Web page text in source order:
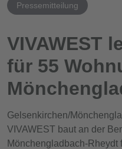
Pressemitteilung
VIVAWEST
für 55
Gelsenkirchen/
VIVAWEST baut an der
Mönchengladbach-Rheydt